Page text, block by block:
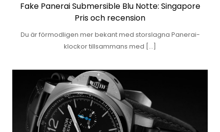
Fake Panerai Submersible Blu Notte: Singapore
Pris och recension
Du är förmodligen mer bekant med storslagna Panerai-
klockor tillsammans med […]